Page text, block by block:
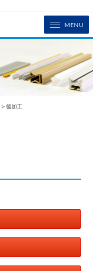
MENU
> 後加工